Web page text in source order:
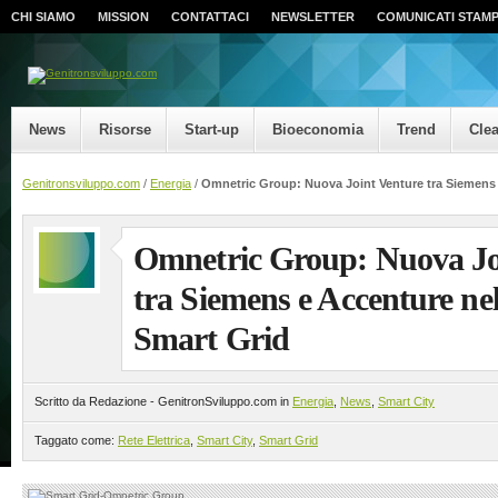
CHI SIAMO MISSION CONTATTACI NEWSLETTER COMUNICATI
News Risorse Start-up Bioeconomia Trend
Genitronsviluppo.com / Energia / Omnetric Group: Nuova Joint Venture tra
Omnetric Group: Nuova
tra Siemens e Accenture
Smart Grid
Scritto da Redazione - GenitronSviluppo.com in Energia News Smart City
Taggato come: Rete Elettrica Smart City, Smart Grid